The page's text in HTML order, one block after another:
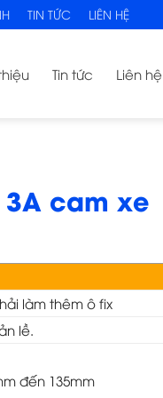
TIN TỨC LIÊN HỆ
Tin tức Liên hệ
3A cam xe
làm thêm ô fix
lề.
đến 135mm